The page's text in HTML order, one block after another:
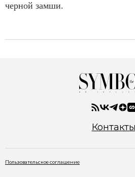
черной замши.
Контакты
Пользовательское соглашение